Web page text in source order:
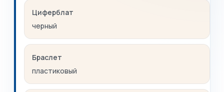
Циферблат
черный
Браслет
пластиковый